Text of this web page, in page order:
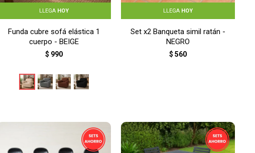
LLEGA HOY
Funda cubre sofá elástica 1
cuerpo - BEIGE
$ 990
LLEGA HOY
Set x2 Banqueta simil ratán -
NEGRO
$ 560